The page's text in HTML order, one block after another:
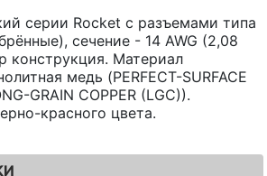
серии Rocket с разъемами типа
сечение - 14 AWG (2,08
конструкция. Материал
медь (PERFECT-SURFACE
GRAIN COPPER (LGC)).
красного цвета.